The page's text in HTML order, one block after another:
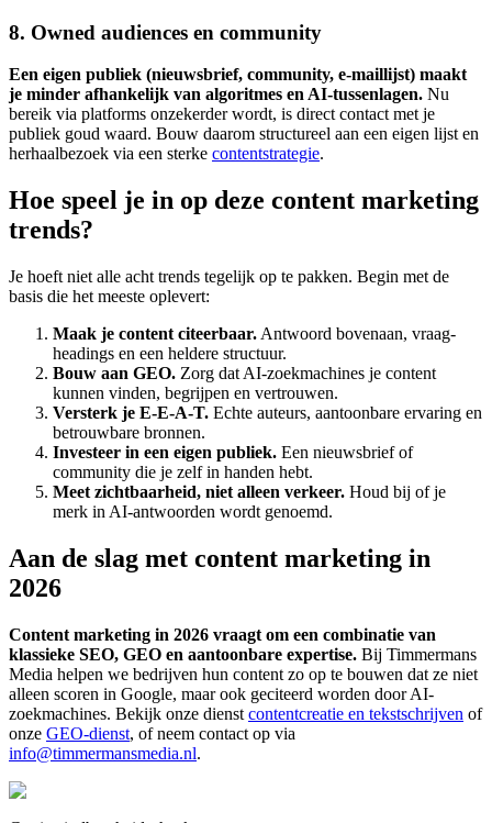
8. Owned audiences en community
Een eigen publiek (nieuwsbrief, community, e-maillijst) maakt
je minder afhankelijk van algoritmes en AI-tussenlagen. Nu
bereik via platforms onzekerder wordt, is direct contact met je
publiek goud waard. Bouw daarom structureel aan een eigen lijst en
herhaalbezoek via een sterke contentstrategie.
Hoe speel je in op deze content marketing
trends?
Je hoeft niet alle acht trends tegelijk op te pakken. Begin met de
basis die het meeste oplevert:
Maak je content citeerbaar. Antwoord bovenaan, vraag-
headings en een heldere structuur.
Bouw aan GEO. Zorg dat AI-zoekmachines je content
kunnen vinden, begrijpen en vertrouwen.
Versterk je E-E-A-T. Echte auteurs, aantoonbare ervaring en
betrouwbare bronnen.
Investeer in een eigen publiek. Een nieuwsbrief of
community die je zelf in handen hebt.
Meet zichtbaarheid, niet alleen verkeer. Houd bij of je
merk in AI-antwoorden wordt genoemd.
Aan de slag met content marketing in
2026
Content marketing in 2026 vraagt om een combinatie van
klassieke SEO, GEO en aantoonbare expertise. Bij Timmermans
Media helpen we bedrijven hun content zo op te bouwen dat ze niet
alleen scoren in Google, maar ook geciteerd worden door AI-
zoekmachines. Bekijk onze dienst contentcreatie en tekstschrijven of
onze GEO-dienst, of neem contact op via
info@timmermansmedia.nl.